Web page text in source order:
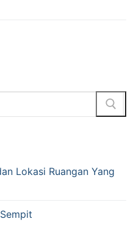
Lokasi Ruangan Yang